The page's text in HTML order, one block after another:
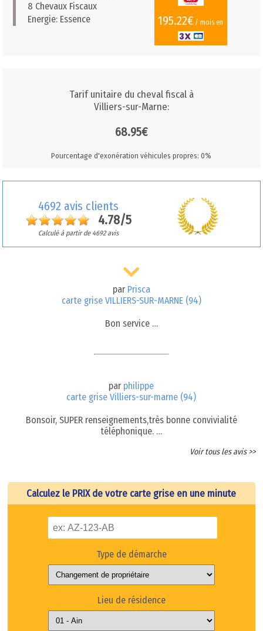
8 Chevaux Fiscaux
Energie: Essence
195.22€ / mois en
Tarif unitaire du cheval fiscal à
Villiers-sur-Marne:
68.95€
Pourcentage d'exonération véhicules propres: 0%
4692 avis clients
4.78/5
Calculé à partir de 4692 avis
par Prisca
carte grise VILLIERS-SUR-MARNE (94)
Bon service …
par philippe
carte grise Villiers-sur-marne (94)
Bonsoir, SUPER renseignements,très bonne convivialité
téléphonique. …
Voir tous les avis >>
Calculez le PRIX de votre carte grise en une minute
Type de démarche
Lieu de résidence